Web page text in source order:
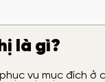
là gì?
vụ mục đích